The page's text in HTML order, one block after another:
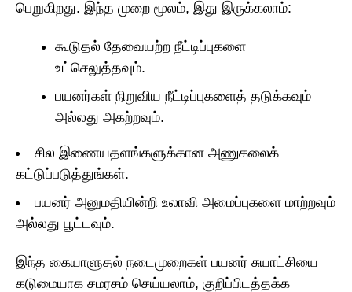
பெறுகிறது. இந்த முறை மூலம், இது இருக்கலாம்:
கூடுதல் தேவையற்ற நீட்டிப்புகளை
உட்செலுத்தவும்.
பயனர்கள் நிறுவிய நீட்டிப்புகளைத் தடுக்கவும்
அல்லது அகற்றவும்.
சில இணையதளங்களுக்கான அணுகலைக்
கட்டுப்படுத்துங்கள்.
பயனர் அனுமதியின்றி உலாவி அமைப்புகளை மாற்றவும்
அல்லது பூட்டவும்.
இந்த கையாளுதல் நடைமுறைகள் பயனர் சுயாட்சியை
கடுமையாக சமரசம் செய்யலாம், குறிப்பிடத்தக்க